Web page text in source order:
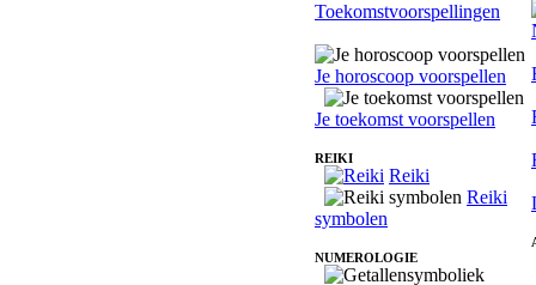
Toekomstvoorspellingen
Je horoscoop voorspellen
Je toekomst voorspellen
REIKI
Reiki
Reiki
symbolen
NUMEROLOGIE